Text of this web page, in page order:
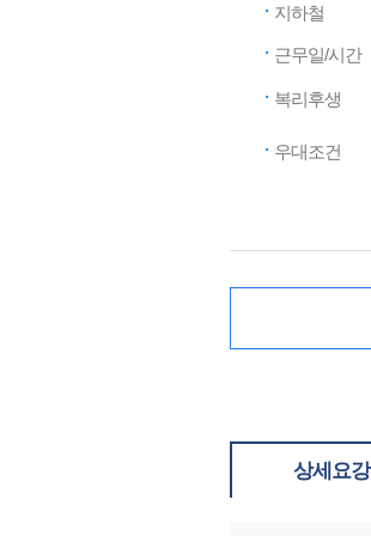
지하철
근무일/시간
복리후생
우대조건
상세요강